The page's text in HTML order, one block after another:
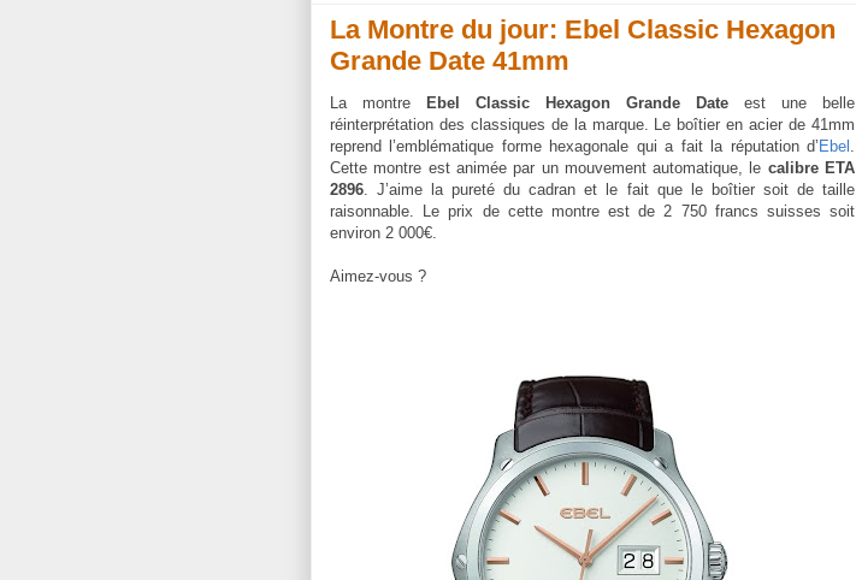
La Montre du jour: Ebel Classic Hexagon
Grande Date 41mm
La montre Ebel Classic Hexagon Grande Date est une belle
réinterprétation des classiques de la marque. Le boîtier en acier de 41mm
reprend l’emblématique forme hexagonale qui a fait la réputation d’ Ebel .
Cette montre est animée par un mouvement automatique, le calibre ETA
2896. J’aime la pureté du cadran et le fait que le boîtier soit de taille
raisonnable. Le prix de cette montre est de 2 750 francs suisses soit
environ 2 000€.
Aimez-vous ?